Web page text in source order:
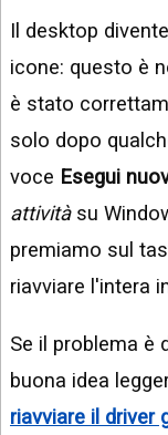
Il desktop
icone: questo è
è stato
solo dopo
voce Esegui
attivitàsu
premiamo sul
riavviare l'intera
Se il problema è
buona idea
riavviare il driver